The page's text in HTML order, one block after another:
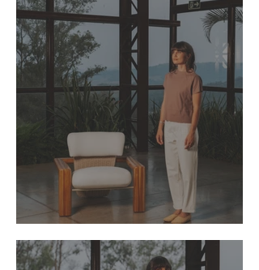
Poltrona Triunfo